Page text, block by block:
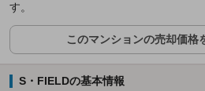
す。
このマンションの売却価格
S・FIELDの基本情報